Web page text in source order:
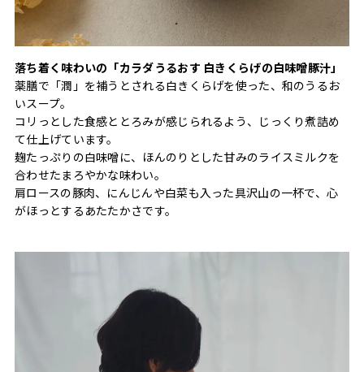
落ち着く味わいの「カラダうるおす 白きくらげの白味噌豚汁」
薬膳で「潤」を補うとされる白きくらげを使った、和のうるお
いスープ。
コリっとした食感ととろみが感じられるよう、じっくり煮詰め
て仕上げています。
麹たっぷりの白味噌に、ほんのりとした甘みのライスミルクを
合わせたまろやかな味わい。
肩ロースの豚肉、にんじんや白菜も入った具沢山の一杯で、心
がほっとするあたたかさです。